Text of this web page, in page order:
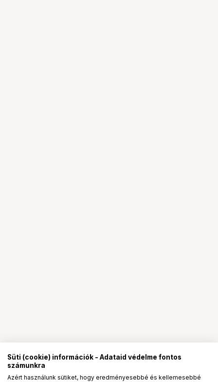
Süti (cookie) információk - Adataid védelme fontos
számunkra
Azért használunk sütiket, hogy eredményesebbé és kellemesebbé